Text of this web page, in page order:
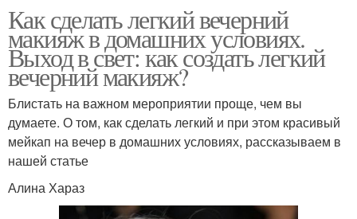
Как сделать легкий вечерний
макияж в домашних условиях.
Выход в свет: как создать легкий
вечерний макияж?
Блистать на важном мероприятии проще, чем вы
думаете. О том, как сделать легкий и при этом красивый
мейкап на вечер в домашних условиях, рассказываем в
нашей статье
Алина Хараз